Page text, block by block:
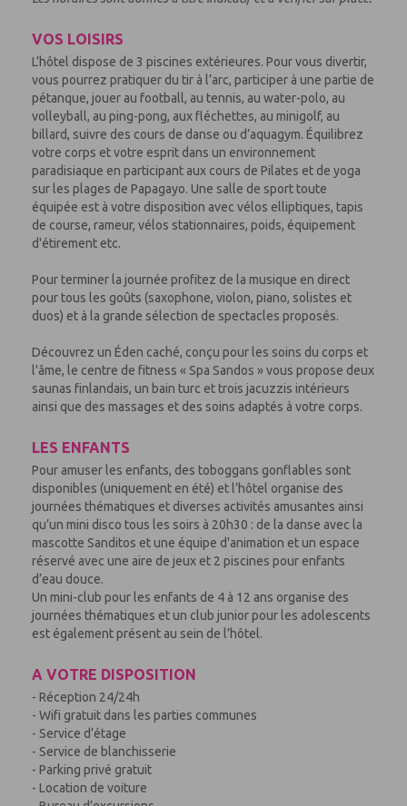
VOS LOISIRS
L’hôtel dispose de 3 piscines extérieures. Pour vous divertir,
vous pourrez pratiquer du tir à l’arc, participer à une partie de
pétanque, jouer au football, au tennis, au water-polo, au
volleyball, au ping-pong, aux fléchettes, au minigolf, au
billard, suivre des cours de danse ou d’aquagym. Équilibrez
votre corps et votre esprit dans un environnement
paradisiaque en participant aux cours de Pilates et de yoga
sur les plages de Papagayo. Une salle de sport toute
équipée est à votre disposition avec vélos elliptiques, tapis
de course, rameur, vélos stationnaires, poids, équipement
d'étirement etc.
Pour terminer la journée profitez de la musique en direct
pour tous les goûts (saxophone, violon, piano, solistes et
duos) et à la grande sélection de spectacles proposés.
Découvrez un Éden caché, conçu pour les soins du corps et
l'âme, le centre de fitness « Spa Sandos » vous propose deux
saunas finlandais, un bain turc et trois jacuzzis intérieurs
ainsi que des massages et des soins adaptés à votre corps.
LES ENFANTS
Pour amuser les enfants, des toboggans gonflables sont
disponibles (uniquement en été) et l’hôtel organise des
journées thématiques et diverses activités amusantes ainsi
qu’un mini disco tous les soirs à 20h30 : de la danse avec la
mascotte Sanditos et une équipe d'animation et un espace
réservé avec une aire de jeux et 2 piscines pour enfants
d’eau douce.
Un mini-club pour les enfants de 4 à 12 ans organise des
journées thématiques et un club junior pour les adolescents
est également présent au sein de l’hôtel.
A VOTRE DISPOSITION
- Réception 24/24h
- Wifi gratuit dans les parties communes
- Service d’étage
- Service de blanchisserie
- Parking privé gratuit
- Location de voiture